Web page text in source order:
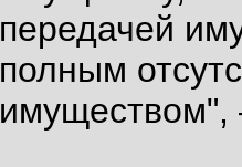
передачей
полным
имуществом",